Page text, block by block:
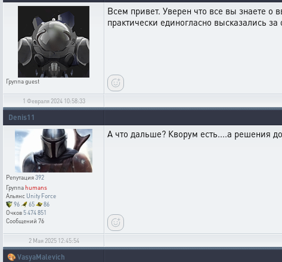
Группаguest
Всем привет. Уверен что все вы знаете
практически единогласно высказались
1 Февраля 2024 10:58:33
Denis11
Репутация392
Группаhumans
Альянс Unity Force
96
65
86
Очков 5 474 851
Сообщений 76
А что дальше? Кворум есть....а решения
2 Мая 2025 12:45:54
🎨 VasyaMalevich